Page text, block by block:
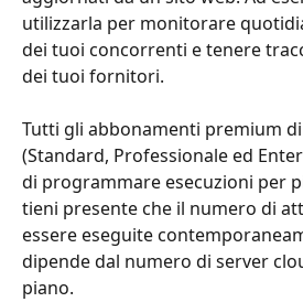
utilizzarla per monitorare
dei tuoi concorrenti e tenere
dei tuoi fornitori.
Tutti gli abbonamenti premium
(Standard, Professionale ed
di programmare esecuzioni per
tieni presente che il numero di
essere eseguite
dipende dal numero di server
piano.